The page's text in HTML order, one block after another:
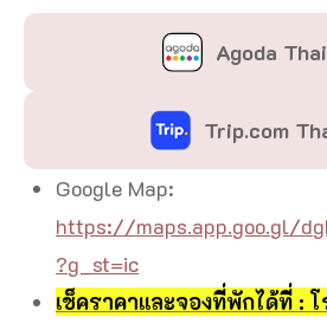
Agoda
Trip.com
Google Map:
https://maps.app.goo.gl/
?g_st=ic
เช็คราคาและจองที่พักได้ที่ :